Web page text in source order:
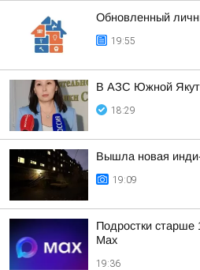
Обновленный
19:55
В АЗС Южной
18:29
Вышла новая инди-
19:09
Подростки старше
Мах
19:36